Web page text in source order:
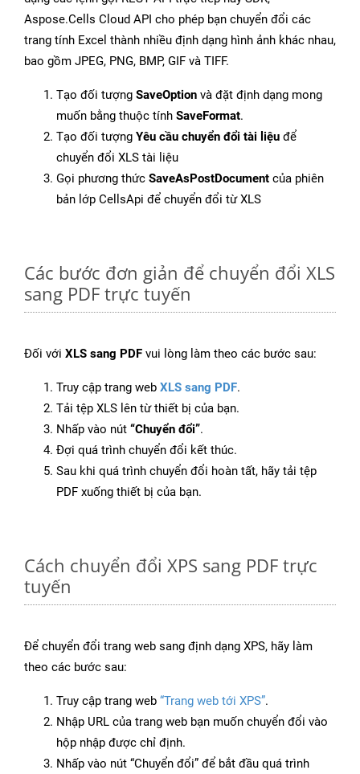
Aspose.Cells Cloud API cho phép bạn chuyển đổi các
trang tính Excel thành nhiều định dạng hình ảnh khác nhau,
bao gồm JPEG, PNG, BMP, GIF và TIFF.
Tạo đối tượng SaveOption và đặt định dạng mong
muốn bằng thuộc tính SaveFormat.
Tạo đối tượng Yêu cầu chuyển đổi tài liệu để
chuyển đổi XLS tài liệu
Gọi phương thức SaveAsPostDocument của phiên
bản lớp CellsApi để chuyển đổi từ XLS
Các bước đơn giản để chuyển đổi XLS
sang PDF trực tuyến
Đối với XLS sang PDF vui lòng làm theo các bước sau:
Truy cập trang web XLS sang PDF.
Tải tệp XLS lên từ thiết bị của bạn.
Nhấp vào nút “Chuyển đổi”.
Đợi quá trình chuyển đổi kết thúc.
Sau khi quá trình chuyển đổi hoàn tất, hãy tải tệp
PDF xuống thiết bị của bạn.
Cách chuyển đổi XPS sang PDF trực
tuyến
Để chuyển đổi trang web sang định dạng XPS, hãy làm
theo các bước sau:
Truy cập trang web “Trang web tới XPS”.
Nhập URL của trang web bạn muốn chuyển đổi vào
hộp nhập được chỉ định.
Nhấp vào nút “Chuyển đổi” để bắt đầu quá trình